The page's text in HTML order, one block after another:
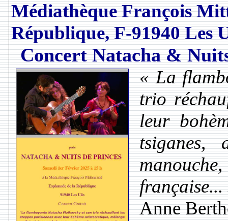
Médiathèque François
République, F-91940 Les
Concert Natacha &
« La
trio
leur
tsiganes,
française...
Anne